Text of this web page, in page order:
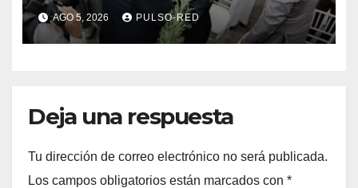
delictiva refrenda trabajo
coordinado
AGO 5, 2026 PULSO-RED
Deja una respuesta
Tu dirección de correo electrónico no será publicada.
Los campos obligatorios están marcados con *